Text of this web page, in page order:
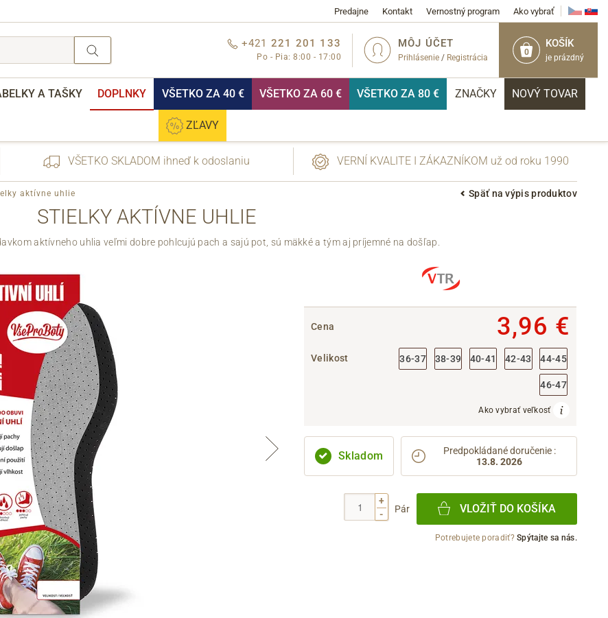
Predajne Kontakt Vernostný program Ako vybrať
0
KOŠÍK
je prázdný
MÔJ ÚČET
Prihlásenie / Registrácia
+421 221 201 133
Po - Pia: 8:00 - 17:00
A TAŠKY DOPLNKY VŠETKO ZA 40 € VŠETKO ZA 60 € VŠETKO ZA 80 € ZNAČKY NOVÝ TOVAR
ZĽAVY
VŠETKO SKLADOM ihneď k odoslaniu VERNÍ KVALITE I ZÁKAZNÍKOM už od roku 1990
Späť na výpis produktov
aktívne uhlie
STIELKY AKTÍVNE UHLIE
aktívneho uhlia veľmi dobre pohlcujú pach a sajú pot, sú mäkké a tým aj príjemné na došľap.
Cena 3,96 €
Velikost 36-37 38-39 40-41 42-43 44-45
46-47
Ako vybrať veľkosť
Skladom Predpokládané doručenie :
13.8. 2026
+
-
Pár VLOŽIŤ DO KOŠÍKA
Potrebujete poradiť?Spýtajte sa nás.